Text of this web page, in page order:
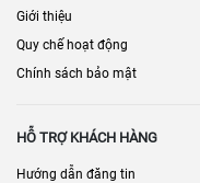
Giới thiệu
Quy chế hoạt động
Chính sách bảo mật
HỖ TRỢ KHÁCH HÀNG
Hướng dẫn đăng tin